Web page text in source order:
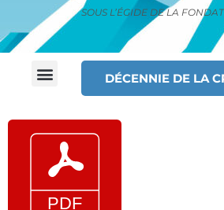
SOUS L’ÉGIDE DE LA
DÉCENNIE DE LA